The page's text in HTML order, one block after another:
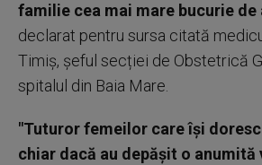
familie cea mai mare bucurie de
declarat pentru sursa citată
Timiș, șeful secției de Obstetrică
spitalul din Baia Mare.
"Tuturor femeilor care își
chiar dacă au depășit o anumită